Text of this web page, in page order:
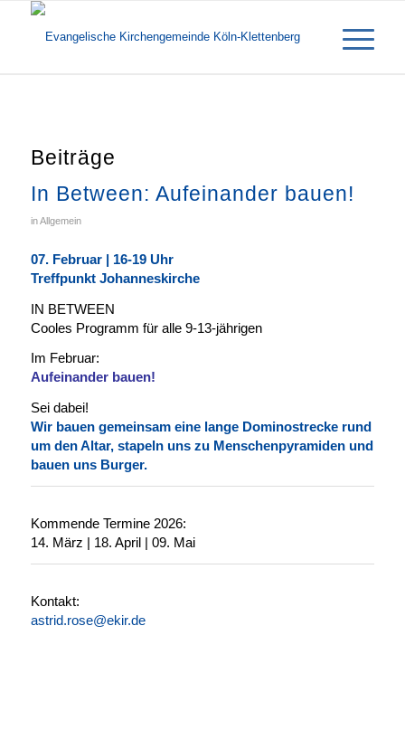
Beiträge
In Between: Aufeinander bauen!
inAllgemein
07. Februar | 16-19 Uhr
Treffpunkt Johanneskirche
IN BETWEEN
Cooles Programm für alle 9-13-jährigen
Im Februar:
Aufeinander bauen!
Sei dabei!
Wir bauen gemeinsam eine lange Dominostrecke rund
um den Altar, stapeln uns zu Menschenpyramiden und
bauen uns Burger.
Kommende Termine 2026:
14. März | 18. April | 09. Mai
Kontakt:
astrid.rose@ekir.de